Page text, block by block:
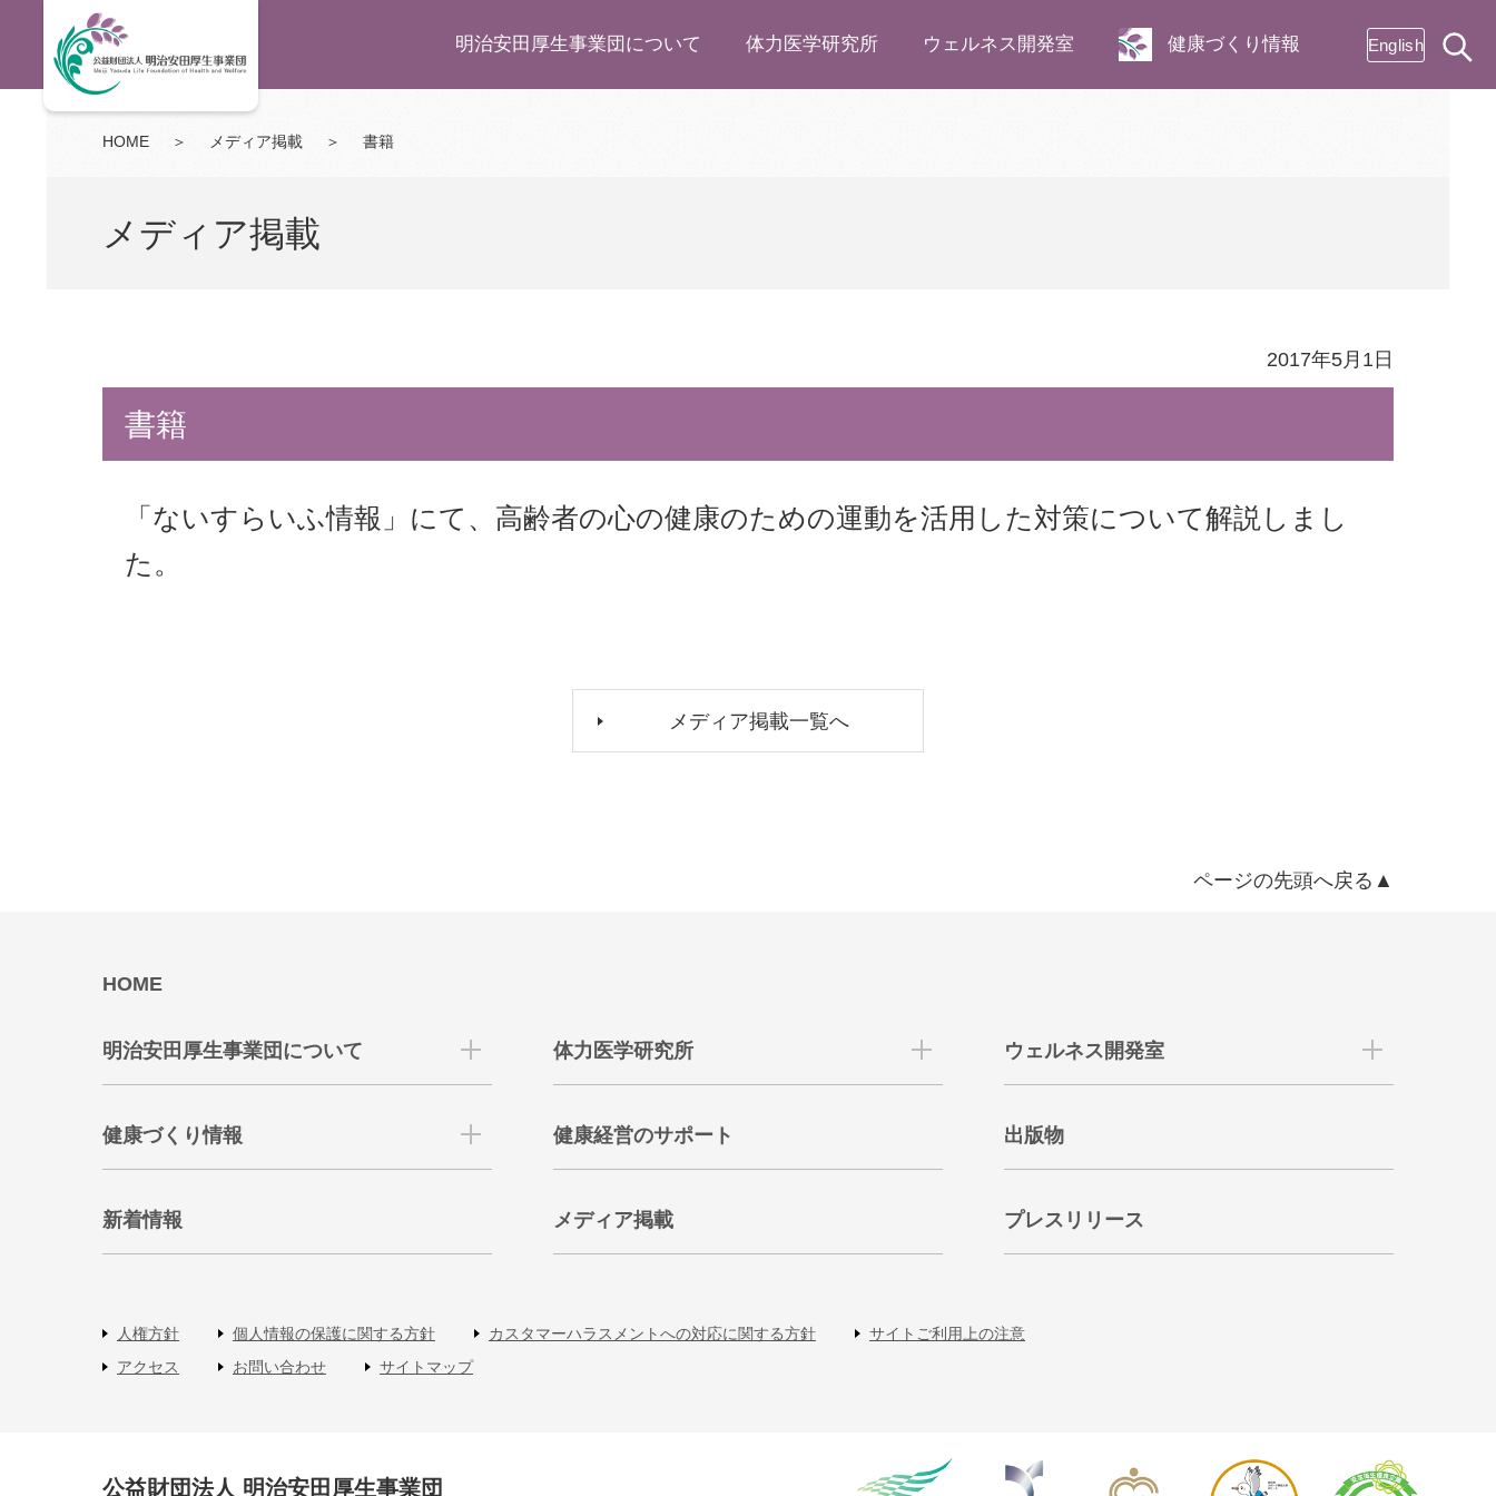
明治安田厚生事業団について 体力医学研究所 ウェルネス開発室 健康づくり情報 English
HOME ＞ メディア掲載 ＞ 書籍
メディア掲載
2017年5月1日
書籍
「ないすらいふ情報」にて、高齢者の心の健康のための運動を活用した対策について解説しまし
た。
メディア掲載一覧へ
ページの先頭へ戻る▲
HOME
明治安田厚生事業団について 体力医学研究所 ウェルネス開発室
健康づくり情報 健康経営のサポート 出版物
新着情報 メディア掲載 プレスリリース
人権方針 個人情報の保護に関する方針 カスタマーハラスメントへの対応に関する方針
サイトご利用上の注意
アクセス
お問い合わせ サイトマップ
公益財団法人 明治安田厚生事業団